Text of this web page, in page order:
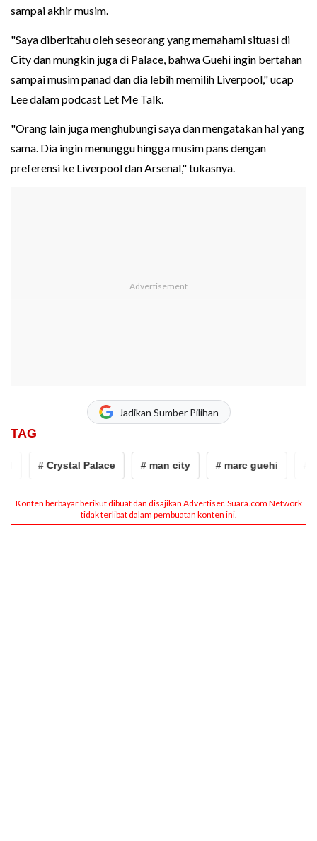
sampai akhir musim.
"Saya diberitahu oleh seseorang yang memahami situasi di
City dan mungkin juga di Palace, bahwa Guehi ingin bertahan
sampai musim panad dan dia lebih memilih Liverpool," ucap
Lee dalam podcast Let Me Talk.
"Orang lain juga menghubungi saya dan mengatakan hal yang
sama. Dia ingin menunggu hingga musim pans dengan
preferensi ke Liverpool dan Arsenal," tukasnya.
Jadikan Sumber Pilihan
TAG
# Crystal Palace # man city # marc guehi